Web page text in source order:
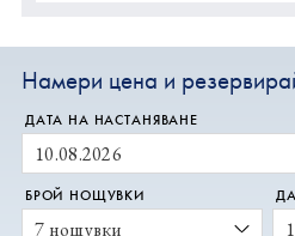
Намери цена и
ДАТА НА НАСТАНЯВАНЕ
БРОЙ НОЩУВКИ